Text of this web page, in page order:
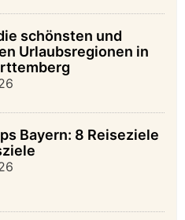
schönsten und
Urlaubsregionen in
Bayern: 8 Reiseziele